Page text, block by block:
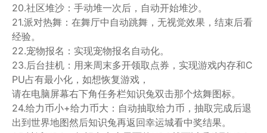
20.社区堆沙：手动堆一次后，自动开始堆沙。
21.派对热舞：在舞厅中自动跳舞，无视觉效果，结束后看
经验。
22.宠物报名：实现宠物报名自动化。
23.后台挂机：用来周末多开领取点券，实现游戏内存和C
PU占有最小化，如想恢复游戏，
请在电脑屏幕右下角任务栏知识兔双击那个炫舞图标。
24.给力币小+给力币大：自动抽取给力币，抽取完成后退
出到世界地图然后知识兔再返回幸运城看中奖结果。